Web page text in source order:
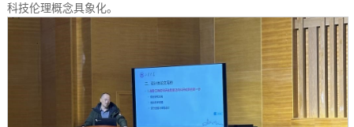
科技伦理概念具象化。